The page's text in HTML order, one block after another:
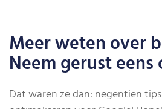
Meer weten over
Neem gerust
Dat waren ze dan: negentien